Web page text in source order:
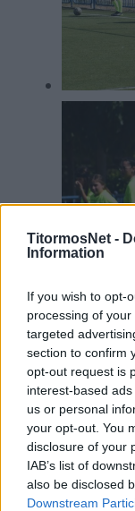
TitormosNet -
Information
If you wish to opt-
processing of
targeted
section to confirm
opt-out request is
interest-based
us or personal
your opt-out. You
disclosure of your
IAB’s list of
also be disclosed
Downstream